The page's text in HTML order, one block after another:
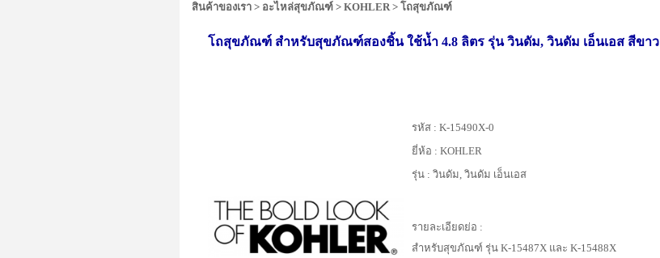
สินค้าของเรา > อะไหล่สุขภัณฑ์ > KOHLER> โถสุขภัณฑ์
โถสุขภัณฑ์ สำหรับสุขภัณฑ์สองชิ้น ใช้น้ำ 4.8 ลิตร รุ่น วินดัม, วินดัม เอ็นเอส สีขาว
รหัส : K-15490X-0
ยี่ห้อ : KOHLER
รุ่น : วินดัม, วินดัม เอ็นเอส
รายละเอียดย่อ :
สำหรับสุขภัณฑ์ รุ่น K-15487X และ K-15488X